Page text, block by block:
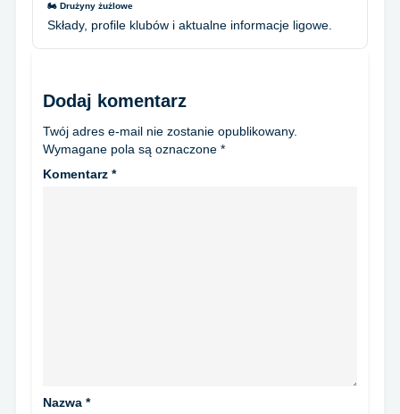
🏍️ Drużyny żużlowe
Składy, profile klubów i aktualne informacje ligowe.
Dodaj komentarz
Twój adres e-mail nie zostanie opublikowany.
Wymagane pola są oznaczone *
Komentarz *
Nazwa *